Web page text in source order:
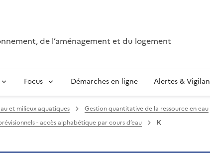
de l’aménagement et du logement
Focus Démarches en ligne Alertes &
et milieux aquatiques Gestion quantitative de la ressource en eau
- accès alphabétique par cours d’eau K